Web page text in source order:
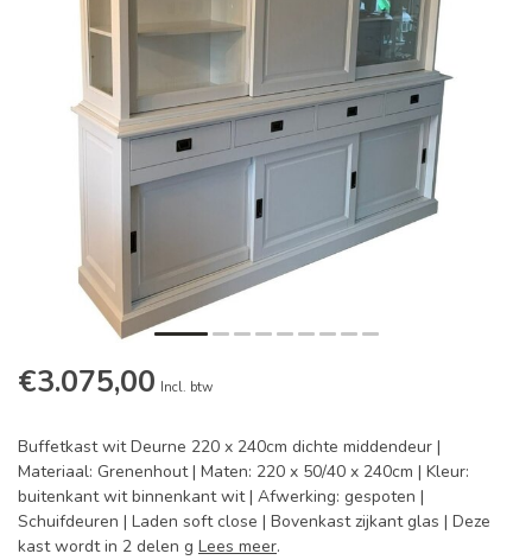
€3.075,00 Incl. btw
Buffetkast wit Deurne 220 x 240cm dichte middendeur |
Materiaal: Grenenhout | Maten: 220 x 50/40 x 240cm | Kleur:
buitenkant wit binnenkant wit | Afwerking: gespoten |
Schuifdeuren | Laden soft close | Bovenkast zijkant glas | Deze
kast wordt in 2 delen g Lees meer.